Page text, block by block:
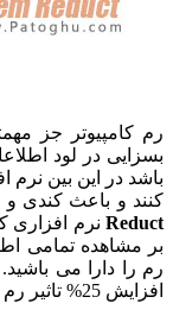
جز
در لود اطلاعات و
در این بین نرم
و باعث کندی و یا
نرم افزاری کم
تمامی اطلاعات
دارا می باشید. توسط
خود می باشید.